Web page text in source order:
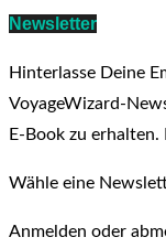
Newsletter
Hinterlasse Deine
VoyageWizard-
E-Book zu erhalten.
Wähle eine
Anmelden oder